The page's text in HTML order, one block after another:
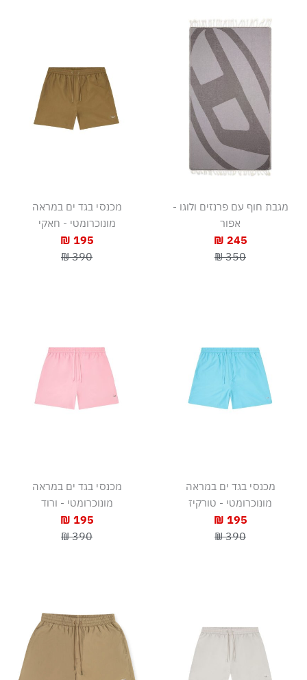
מגבת חוף עם פרנזים ולוגו -
אפור
245 ₪
350 ₪
מכנסי בגד ים במראה
מונוכרומטי - חאקי
195 ₪
390 ₪
מכנסי בגד ים במראה
מונוכרומטי - טורקיז
195 ₪
390 ₪
מכנסי בגד ים במראה
מונוכרומטי - ורוד
195 ₪
390 ₪